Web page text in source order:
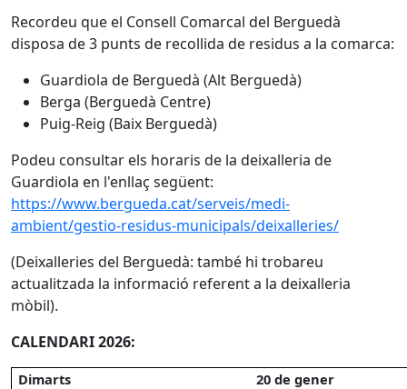
Recordeu que el Consell Comarcal del Berguedà
disposa de 3 punts de recollida de residus a la comarca:
Guardiola de Berguedà (Alt Berguedà)
Berga (Berguedà Centre)
Puig-Reig (Baix Berguedà)
Podeu consultar els horaris de la deixalleria de
Guardiola en l'enllaç següent:
https://www.bergueda.cat/serveis/medi-
ambient/gestio-residus-municipals/deixalleries/
(Deixalleries del Berguedà: també hi trobareu
actualitzada la informació referent a la deixalleria
mòbil).
CALENDARI 2026:
Dimarts
20 de gener